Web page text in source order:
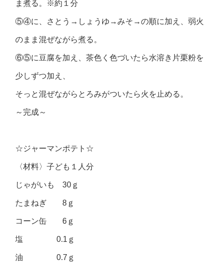
ま煮る。※約１分
⑤④に、さとう→しょうゆ→みそ→の順に加え、弱火
のまま混ぜながら煮る。
⑥⑤に豆腐を加え、茶色く色づいたら水溶き片栗粉を
少しずつ加え、
そっと混ぜながらとろみがついたら火を止める。
～完成～
☆ジャーマンポテト☆
〈材料〉子ども１人分
じゃがいも 30ｇ
たまねぎ 8ｇ
コーン缶 6ｇ
塩 0.1ｇ
油 0.7ｇ